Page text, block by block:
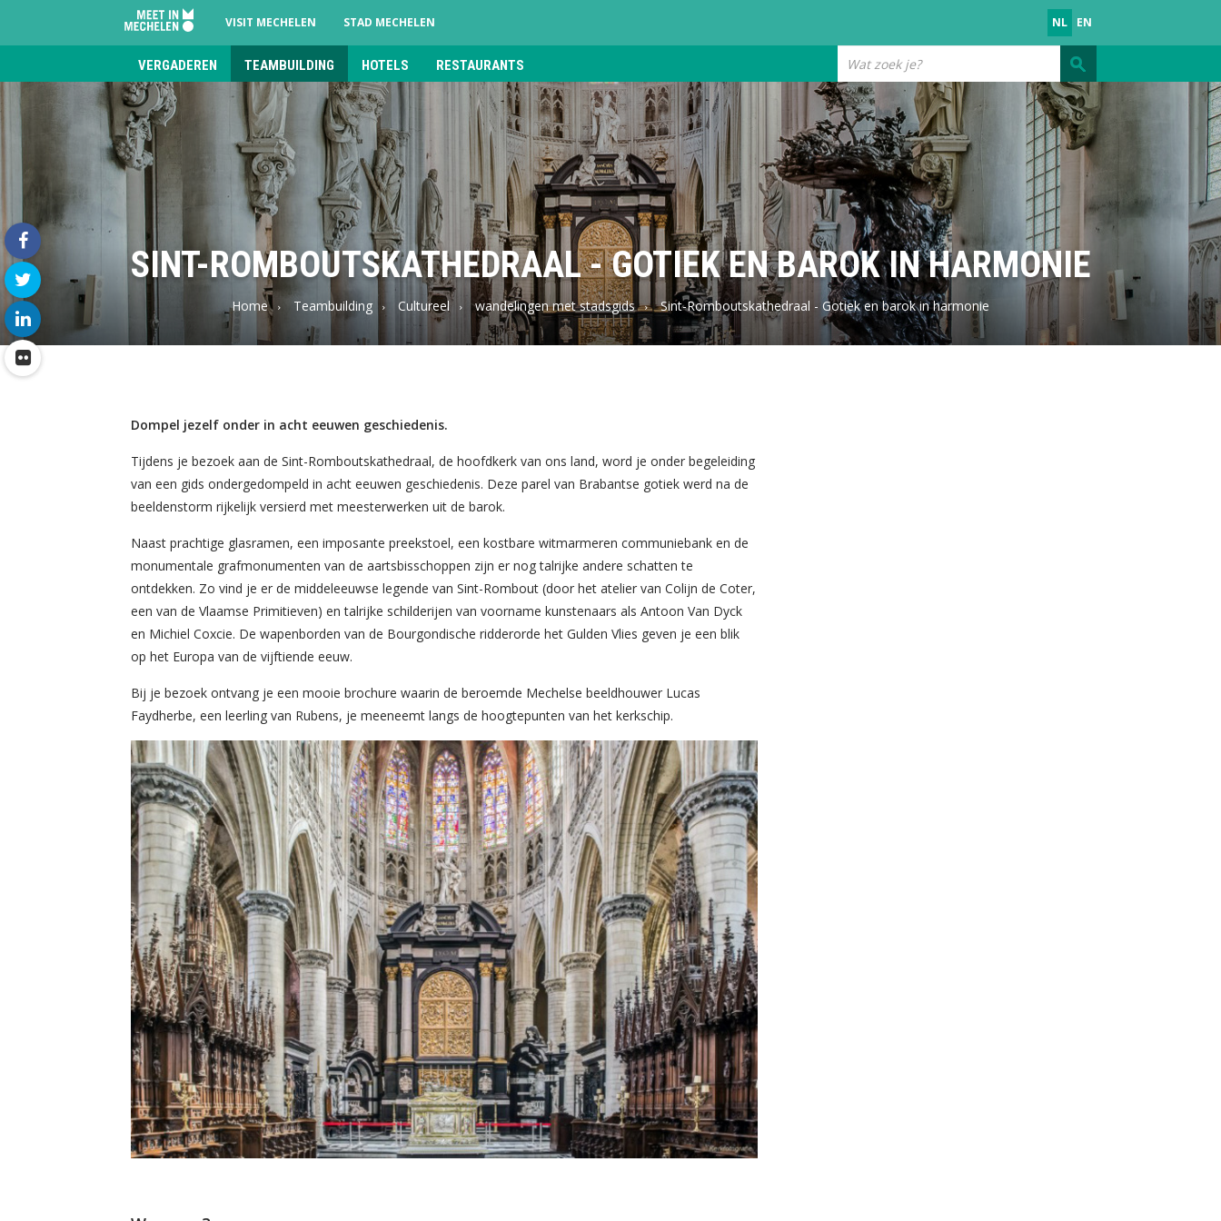
NL EN
VISIT MECHELEN STAD MECHELEN
VERGADEREN TEAMBUILDING HOTELS RESTAURANTS
Wat
zoek
je?
Mechelen
SINT-ROMBOUTSKATHEDRAAL - GOTIEK EN BAROK IN HARMONIE
Home Teambuilding Cultureel wandelingen met stadsgids Sint-Romboutskathedraal - Gotiek en barok in harmonie
facebook
twitter
linkedin
Dompel jezelf onder in acht eeuwen geschiedenis.
Tijdens je bezoek aan de Sint-Romboutskathedraal, de hoofdkerk van ons land, word je onder begeleiding
van een gids ondergedompeld in acht eeuwen geschiedenis. Deze parel van Brabantse gotiek werd na de
beeldenstorm rijkelijk versierd met meesterwerken uit de barok.
Naast prachtige glasramen, een imposante preekstoel, een kostbare witmarmeren communiebank en de
monumentale grafmonumenten van de aartsbisschoppen zijn er nog talrijke andere schatten te
ontdekken. Zo vind je er de middeleeuwse legende van Sint-Rombout (door het atelier van Colijn de Coter,
een van de Vlaamse Primitieven) en talrijke schilderijen van voorname kunstenaars als Antoon Van Dyck
en Michiel Coxcie. De wapenborden van de Bourgondische ridderorde het Gulden Vlies geven je een blik
op het Europa van de vijftiende eeuw.
Bij je bezoek ontvang je een mooie brochure waarin de beroemde Mechelse beeldhouwer Lucas
Faydherbe, een leerling van Rubens, je meeneemt langs de hoogtepunten van het kerkschip.